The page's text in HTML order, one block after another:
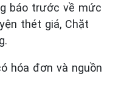
báo trước về mức
thét giá, Chặt
hóa đơn và nguồn